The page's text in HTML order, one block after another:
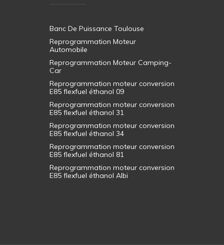
Banc De Puissance Toulouse
Reprogrammation Moteur
Automobile
Reprogrammation Moteur Camping-
Car
Reprogrammation moteur conversion
E85 flexfuel éthanol 09
Reprogrammation moteur conversion
E85 flexfuel éthanol 31
Reprogrammation moteur conversion
E85 flexfuel éthanol 34
Reprogrammation moteur conversion
E85 flexfuel éthanol 81
Reprogrammation moteur conversion
E85 flexfuel éthanol Albi